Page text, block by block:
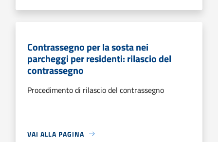
Contrassegno per la sosta nei
parcheggi per residenti: rilascio del
contrassegno
Procedimento di rilascio del contrassegno
VAI ALLA PAGINA